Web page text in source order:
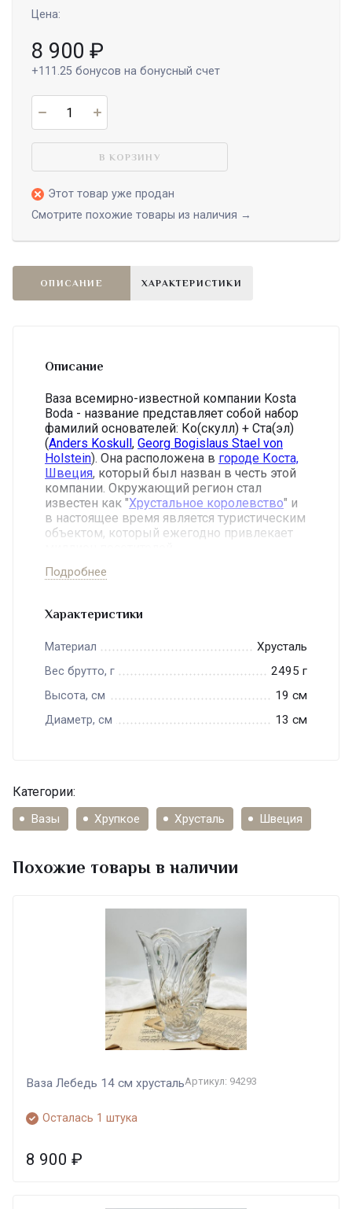
Цена:
8 900 ₽
+111.25 бонусов на бонусный счет
В КОРЗИНУ
Этот товар уже продан
Смотрите похожие товары из наличия →
ОПИСАНИЕ ХАРАКТЕРИСТИКИ
Описание
Ваза всемирно-известной компании Kosta
Boda - название представляет собой набор
фамилий основателей: Ко(скулл) + Ста(эл)
(Anders Koskull , Georg Bogislaus Stael von
Holstein). Она расположена в городе Коста,
Швеция, который был назван в честь этой
компании. Окружающий регион стал
известен как "Хрустальное королевство" и
в настоящее время является туристическим
объектом, который ежегодно привлекает
Ручная работа, поэтому могут отличаться по
рисунку и весу, новые.
Подробнее
Характеристики
Материал Хрусталь
Вес брутто, г 2495 г
Высота, см 19 см
Диаметр, см 13 см
Категории:
Вазы Хрупкое Хрусталь Швеция
Похожие товары в наличии
Ваза Лебедь 14 см хрустальАртикул: 94293
Осталась 1 штука
8 900 ₽